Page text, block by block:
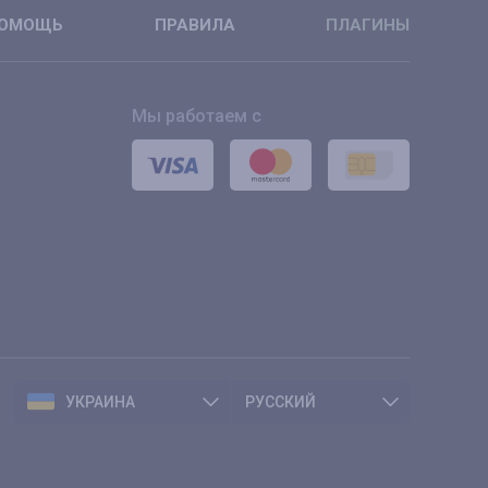
ПРАВИЛА ПЛАГИНЫ
Мы работаем с
УКРАИНА РУССКИЙ